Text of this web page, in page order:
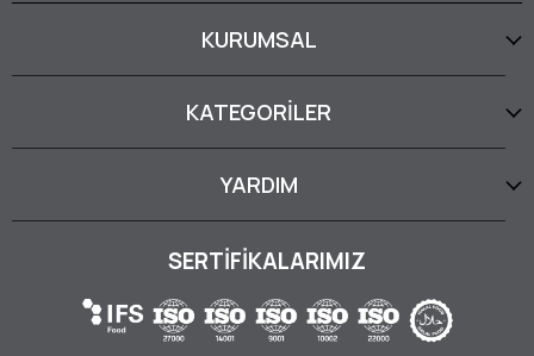
KURUMSAL
KATEGORİLER
YARDIM
SERTİFİKALARIMIZ